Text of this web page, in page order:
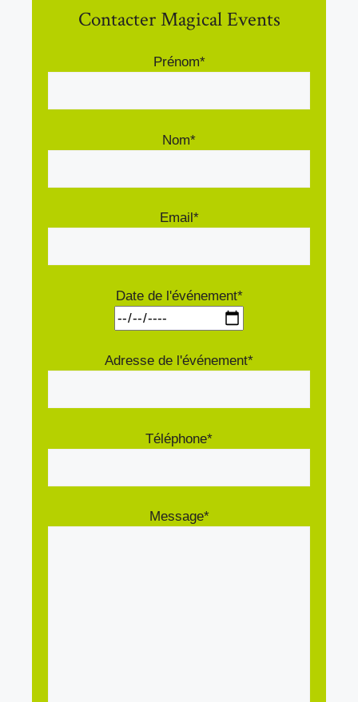
Contacter Magical Events
Prénom*
Nom*
Email*
Date de l'événement*
Adresse de l'événement*
Téléphone*
Message*